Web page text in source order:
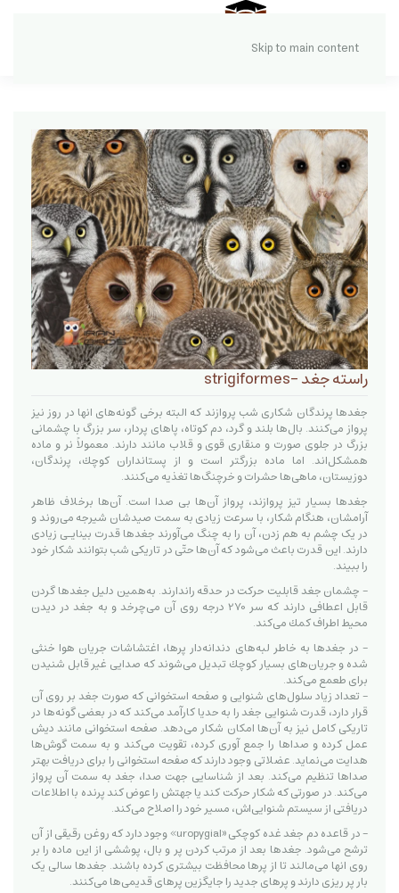
Skip to main content
راسته جغد -strigiformes
جغدها پرندگان شکاری شب پروازند که البته برخی گونه‌های انها در روز نیز
پرواز می‌کنند. بال‌ها بلند و گرد، دم کوتاه، پاهای پردار، سر بزرگ با چشمانی
بزرگ در جلوی صورت و منقاری قوی و قلاب مانند دارند. معمولاً نر و ماده
همشکل‌اند. اما ماده بزرگتر است و از پستانداران كوچك، پرندگان،
دوزیستان، ماهی‌ها حشرات و خرچنگ‌ها تغذیه می‌کنند.
جغدها بسیار تیز پروازند، پرواز آن‌ها بی صدا است. آن‌ها برخلاف ظاهر
آرامشان، هنگام شکار، با سرعت زیادی به سمت صیدشان شیرجه می‌روند و
در یک چشم به هم زدن، آن را به چنگ می‌آورند جغدها قدرت بینایـی زیادی
دارند. این قدرت باعث می‌شود که آن‌ها حتّی در تاریکی شب بتوانند شکار خود
را ببیند.
- چشمان جغد قابلیت حركت در حدقه راندارند. به‌همین دلیل جغدها گردن
قابل اعطافی دارند كه سر 270 درجه روی آن می‌چرخد و به جغد در دیدن
محیط اطراف كمك می‌كند.
- در جغدها به خاطر لبه‌های دندانه‌دار پرها، اغتشاشات جریان هوا خنثی
شده و جریان‌های بسیار كوچك تبدیل می‌شوند كه صدایی غیر قابل شنیدن
برای طعمع می‌كند.
- تعداد زیاد سلول‌های شنوایی و صفحه استخوانی که صورت جغد بر روی آن
قرار دارد، قدرت شنوایی جغد را به حدیا كارآمد می‌كند كه در بعضی گونه‌ها در
تاریكی كامل نیز به آن‌ها امكان شكار می‌دهد. صفحه استخوانی مانند دیش
عمل کرده و صداها را جمع آوری کرده، تقویت می‌کند و به سمت گوش‌ها
هدایت می‌نماید. عضلاتی وجود دارند که صفحه استخوانی را برای دریافت بهتر
صداها تنظیم می‌کند. بعد از شناسایی جهت صدا، جغد به سمت آن پرواز
می‌کند. در صورتی که شکار حرکت کند یا جهتش را عوض کند پرنده با اطلاعات
دریافتی از سیستم شنوایی‌اش، مسیر خود را اصلاح می‌کند.
- در قاعده دم جغد غده کوچکی «uropygial» وجود دارد که روغن رقیقی از آن
ترشح می‌شود. جغدها بعد از مرتب کردن پر و بال، پوششی از این ماده را بر
روی انها می‌مالند تا از پرها محافظت بیشتری کرده باشند. جغدها سالی یک
بار پر ریزی دارند و پرهای جدید را جایگزین پرهای قدیمی‌ها می‌کنند.